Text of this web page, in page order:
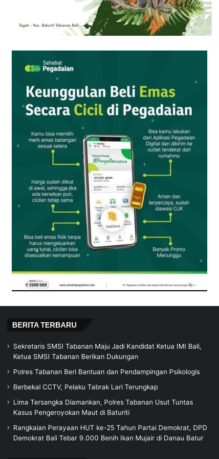
BERITA TERBARU
Sekretaris SMSI Tabanan Maju Jadi Kandidat Ketua IMI Bali,
Ketua SMSI Tabanan Berikan Dukungan
Polres Tabanan Beri Bantuan dan Pendampingan Psikologis
Berbekal CCTV, Pelaku Tabrak Lari Terungkap
Lima Tersangka Diamankan, Polres Tabanan Usut Tuntas
Kasus Pengeroyokan Maut di Baturiti
Rangkaian Perayaan HUT ke-25 Tahun Partai Demokrat, DPD
Demokrat Bali Tebar 9.000 Benih Ikan Mujair di Danau Batur